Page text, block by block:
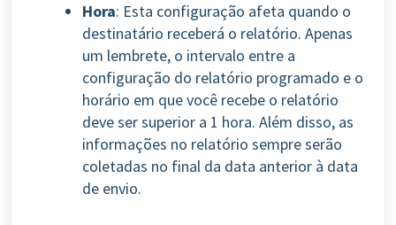
Hora: Esta configuração afeta quando o
destinatário receberá o relatório. Apenas
um lembrete, o intervalo entre a
configuração do relatório programado e o
horário em que você recebe o relatório
deve ser superior a 1 hora. Além disso, as
informações no relatório sempre serão
coletadas no final da data anterior à data
de envio.